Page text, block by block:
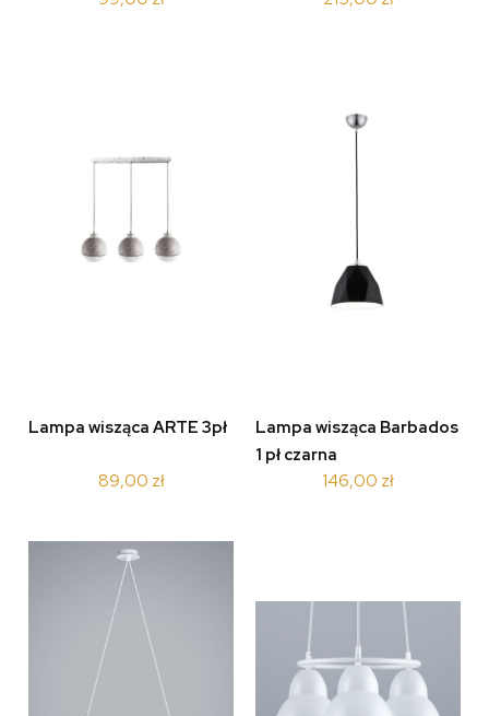
Lampa wisząca ARTE 3pł
89,00 zł
Lampa wisząca Barbados
1 pł czarna
146,00 zł